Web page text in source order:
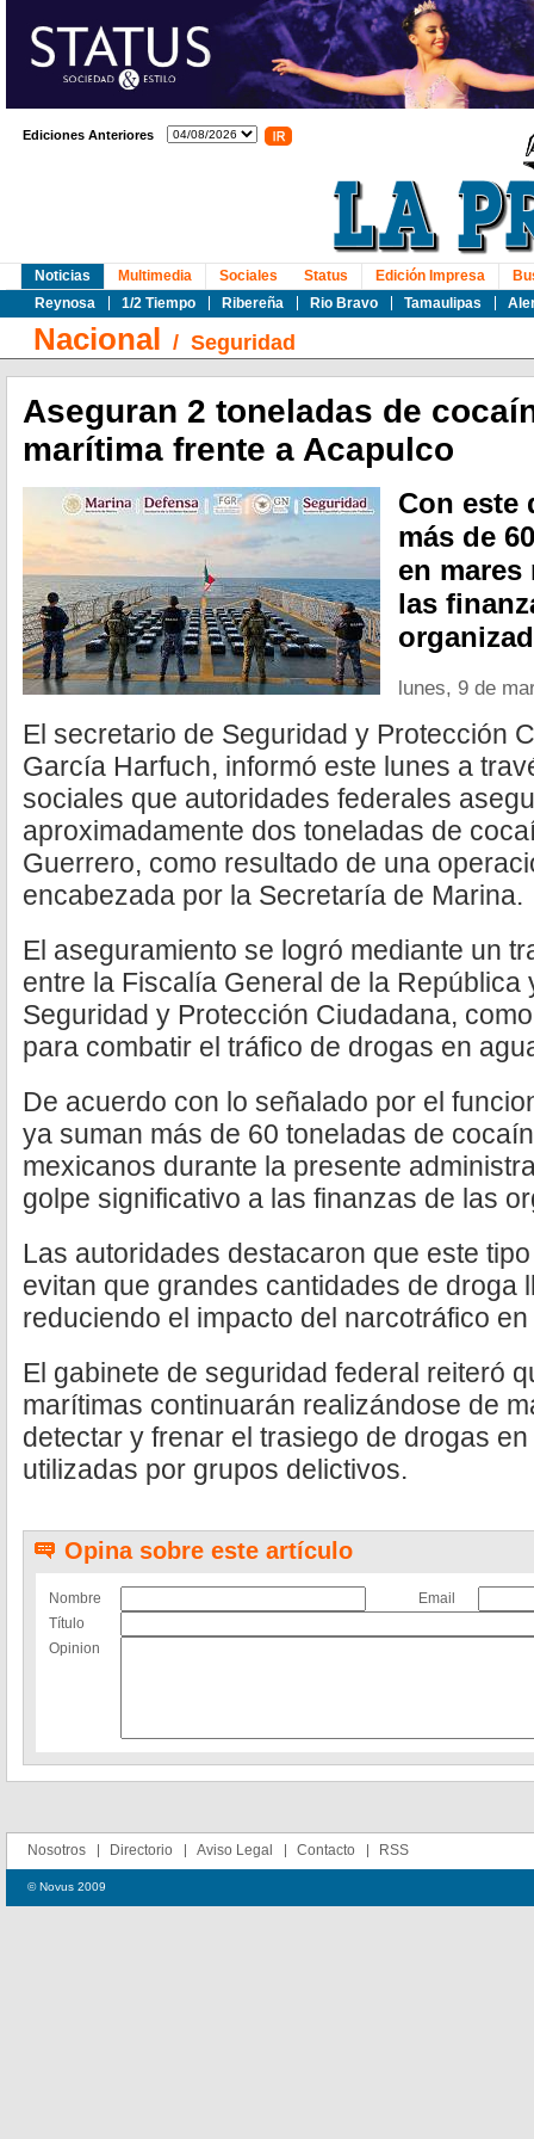
Ediciones Anteriores
Noticias
Reynosa
1/2 Tiempo Ribereña Rio Bravo Tamaulipas
Multimedia Sociales Status Edición Impresa
Nacional / Seguridad
Aseguran 2 toneladas de
marítima frente a Acapulco
Con este
más de
en
las
lunes, 9 de
El secretario de Seguridad y Protección
García Harfuch, informó este lunes a
sociales que autoridades federales
aproximadamente dos toneladas de
Guerrero, como resultado de una
encabezada por la Secretaría de Marina.
El aseguramiento se logró mediante un
entre la Fiscalía General de la República
Seguridad y Protección Ciudadana,
para combatir el tráfico de drogas en
De acuerdo con lo señalado por el
ya suman más de 60 toneladas de
mexicanos durante la presente
golpe significativo a las finanzas de las
Las autoridades destacaron que este
evitan que grandes cantidades de droga
reduciendo el impacto del narcotráfico
El gabinete de seguridad federal reiteró
marítimas continuarán realizándose de
detectar y frenar el trasiego de drogas
utilizadas por grupos delictivos.
Opina sobre este artículo
Nombre
Email
Título
Opinion
Nosotros Directorio Aviso Legal Contacto RSS
© Novus 2009